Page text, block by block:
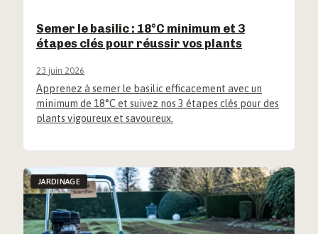
Semer le basilic : 18°C minimum et 3
étapes clés pour réussir vos plants
23 juin 2026
Apprenez à semer le basilic efficacement avec un
minimum de 18°C et suivez nos 3 étapes clés pour des
plants vigoureux et savoureux.
JARDINAGE